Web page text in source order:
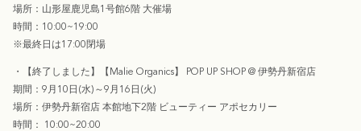
場所：山形屋鹿児島1号館6階 大催場
時間：10:00~19:00
※最終日は17:00閉場
・ 【終了しました】
【Malie Organics】 POP UP SHOP @ 伊勢丹新宿店
期間：9月10日(水)～9月16日(火)
場所：伊勢丹新宿店 本館地下2階 ビューティー アポセカリー
時間： 10:00~20:00